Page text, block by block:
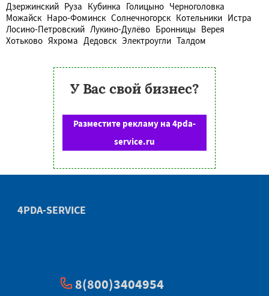
Дзержинский Руза Кубинка Голицыно Черноголовка
Можайск Наро-Фоминск Солнечногорск Котельники Истра
Лосино-Петровский Лукино-Дулёво Бронницы Верея
Хотьково Яхрома Дедовск Электроугли Талдом
У Вас свой бизнес?
Разместите рекламу на 4pda-
service.ru
4PDA-SERVICE
8(800)3404954